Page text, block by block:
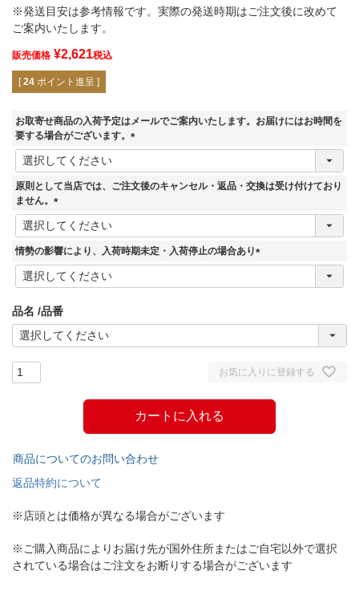
※発送目安は参考情報です。実際の発送時期はご注文後に改めて
ご案内いたします。
販売価格 ¥2,621税込
[ 24 ポイント進呈 ]
お取寄せ商品の入荷予定はメールでご案内いたします。お届けにはお時間を
要する場合がございます。
(
須
原則として当店では、ご注文後のキャンセル・返品・交換は受け付けており
ません。
(
必
須
情勢の影響により、入荷時期未定・入荷停止の場合あり
(
品名 品番
お気に入りに登録する
カートに入れる
商品についてのお問い合わせ
返品特約について
※店頭とは価格が異なる場合がございます
※ご購入商品によりお届け先が国外住所またはご自宅以外で選択
されている場合はご注文をお断りする場合がございます